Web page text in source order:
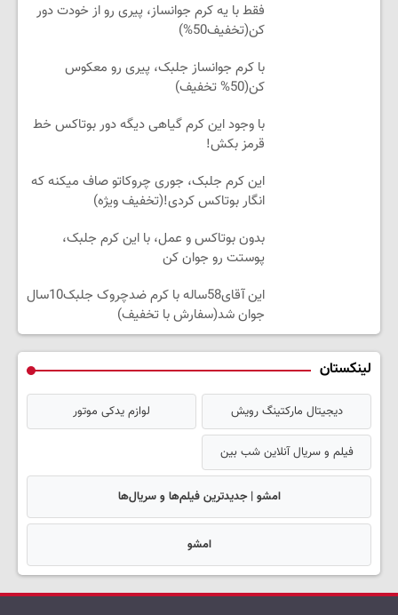
فقط با یه کرم جوانساز، پیری رو از خودت دور
کن(تخفیف50%)
با کرم جوانساز جلبک، پیری رو معکوس
کن(50% تخفیف)
با وجود این کرم گیاهی دیگه دور بوتاکس خط
قرمز بکش!
این کرم جلبک، جوری چروکاتو صاف میکنه که
انگار بوتاکس کردی!(تخفیف ویژه)
بدون بوتاکس و عمل، با این کرم جلبک،
پوستت رو جوان کن
این آقای58ساله با کرم ضدچروک جلبک10سال
جوان شد(سفارش با تخفیف)
لینکستان
دیجیتال مارکتینگ رویش لوازم یدکی موتور
فیلم و سریال آنلاین شب بین
امشو | جدیدترین فیلم‌ها و سریال‌ها
امشو